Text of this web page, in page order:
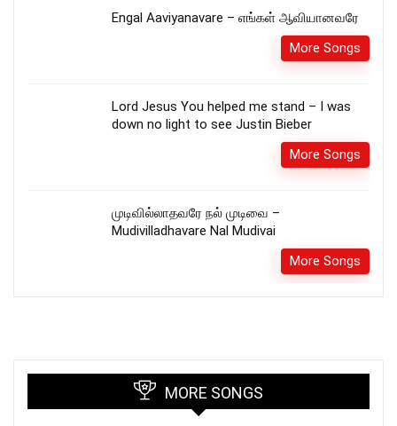
Engal Aaviyanavare – எங்கள் ஆவியானவரே
More Songs
Lord Jesus You helped me stand – I was
down no light to see Justin Bieber
More Songs
முடிவில்லாதவரே நல் முடிவை –
Mudivilladhavare Nal Mudivai
More Songs
MORE SONGS